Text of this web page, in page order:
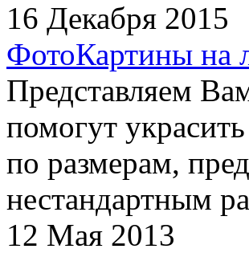
16 Декабря 2015
ФотоКартины на
Представляем
помогут
по размерам,
нестандартным
12 Мая 2013